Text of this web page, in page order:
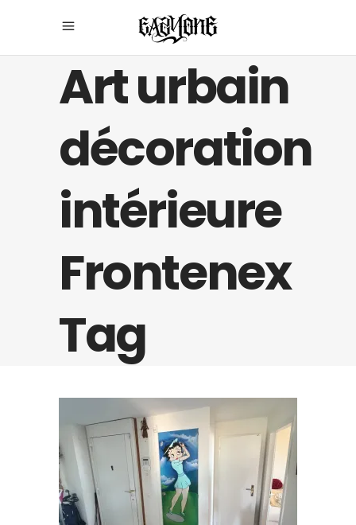
Art urbain
décoration
intérieure
Frontenex
Tag